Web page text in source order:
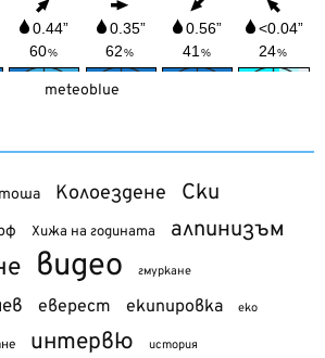
meteoblue
Колоездене Ски
Хижа на годината алпинизъм
видео гмуркане
еверест екипировка еко
интервю история